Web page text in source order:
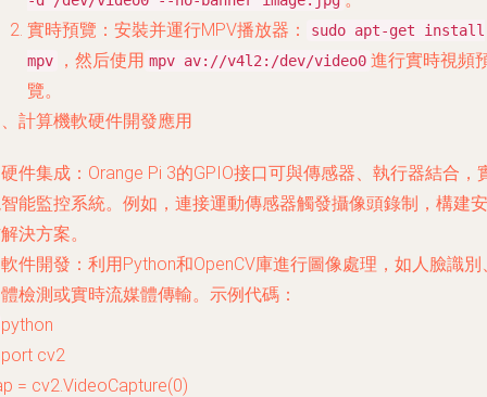
實時預覽：安裝并運行MPV播放器：
sudo apt-get install
mpv
，然后使用 mpv av://v4l2:/dev/video0 進行實時視頻
覽。
計算機軟硬件開發應用
件集成：Orange Pi 3的GPIO接口可與傳感器、執行器結合，
能監控系統。例如，連接運動傳感器觸發攝像頭錄制，構建安
決方案。
件開發：利用Python和OpenCV庫進行圖像處理，如人臉識別
檢測或實時流媒體傳輸。示例代碼：
python
cv2
= cv2.VideoCapture(0)